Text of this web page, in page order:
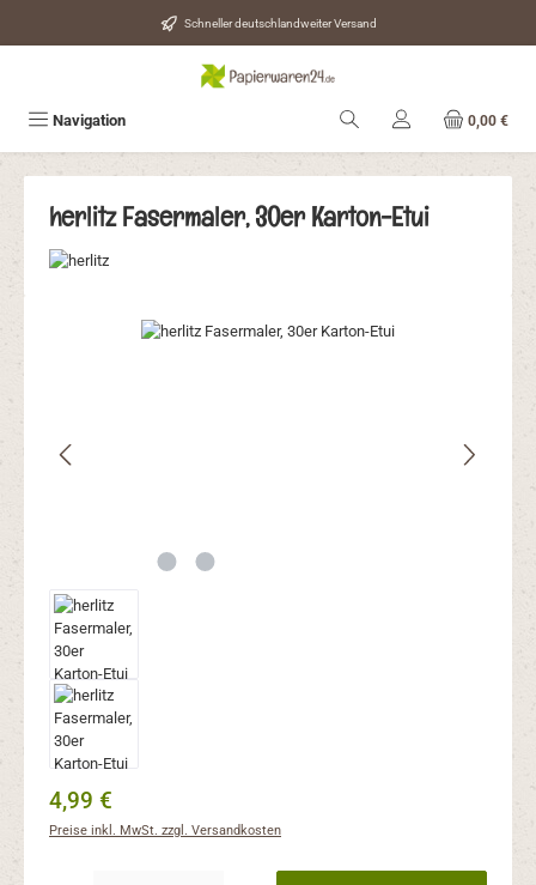
Zum Hauptinhalt springen Schneller deutschlandweiter Versand
Navigation 0,00 €
herlitz Fasermaler, 30er Karton-Etui
Bildergalerie überspringen
Regulärer Preis:
4,99 €
Preise inkl. MwSt. zzgl. Versandkosten